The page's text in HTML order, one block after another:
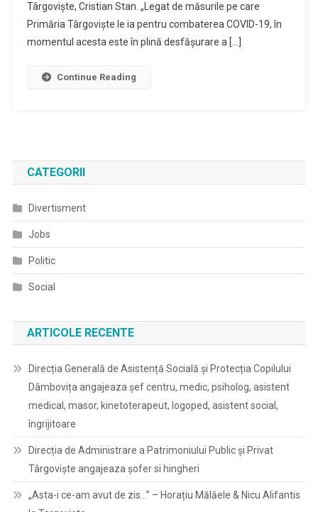
Târgovişte, Cristian Stan. „Legat de măsurile pe care
Primăria Târgovişte le ia pentru combaterea COVID-19, în
momentul acesta este în plină desfăşurare a […]
Continue Reading
CATEGORII
Divertisment
Jobs
Politic
Social
ARTICOLE RECENTE
Direcția Generală de Asistență Socială și Protecția Copilului
Dâmbovița angajeaza șef centru, medic, psiholog, asistent
medical, masor, kinetoterapeut, logoped, asistent social,
îngrijitoare
Direcția de Administrare a Patrimoniului Public și Privat
Târgoviște angajeaza șofer si hingheri
„Asta-i ce-am avut de zis…” – Horațiu Mălăele & Nicu Alifantis